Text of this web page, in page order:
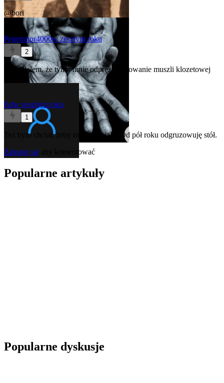
@bori
Penetrator4000w zeszłym roku
2
A myślałem, że tylko mnie odpręża pucowanie muszli klozetowej
fsdw zeszłym roku
1
Też bym chciał, żeby mi się chciało. Od pół roku odgruzowuję stół.
Zaloguj się aby komentować
Popularne artykuły
Popularne dyskusje